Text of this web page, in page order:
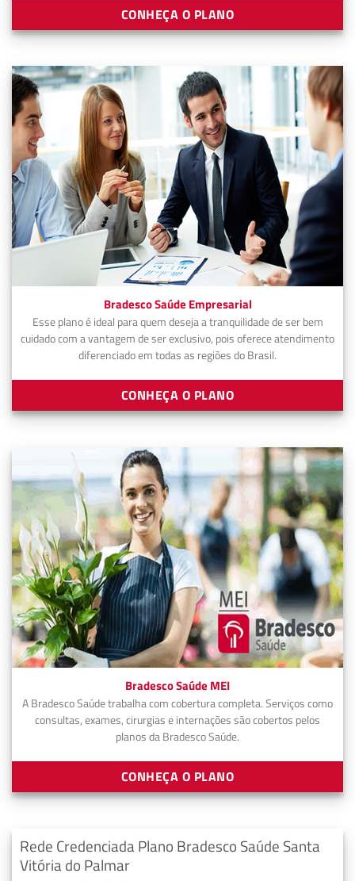
CONHEÇA O PLANO
Bradesco Saúde Empresarial
Esse plano é ideal para quem deseja a tranquilidade de ser bem
cuidado com a vantagem de ser exclusivo, pois oferece atendimento
diferenciado em todas as regiões do Brasil.
CONHEÇA O PLANO
Bradesco Saúde MEI
A Bradesco Saúde trabalha com cobertura completa. Serviços como
consultas, exames, cirurgias e internações são cobertos pelos
planos da Bradesco Saúde.
CONHEÇA O PLANO
Rede Credenciada Plano Bradesco Saúde Santa
Vitória do Palmar